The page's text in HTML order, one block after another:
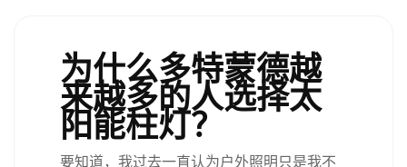
为什么多特蒙德越
来越多的人选择太
阳能柱灯？
要知道，我过去一直认为户外照明只是我不